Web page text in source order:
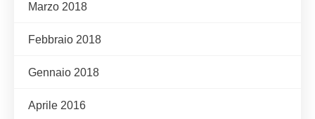
Marzo 2018
Febbraio 2018
Gennaio 2018
Aprile 2016